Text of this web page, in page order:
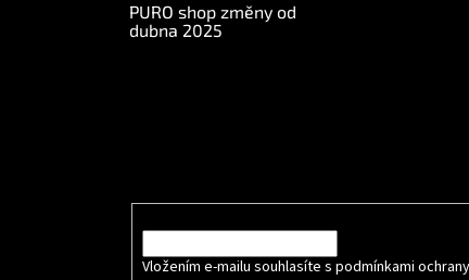
PURO shop změny od
dubna 2025
Vložením e-mailu souhlasíte s podmínkami